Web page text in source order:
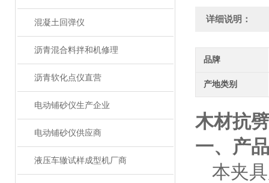
混凝土回弹仪
沥青混合料拌和机修理
沥青软化点仪直营
电动铺砂仪生产企业
电动铺砂仪供应商
液压车辙试样成型机厂商
详细说明：
品牌
产地类别
木材抗
一、产
本夹